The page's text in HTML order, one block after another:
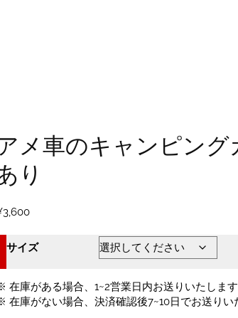
メ車のキャンピン
り
3,600
サイズ
在庫がある場合、1~2営業日内お送りいたします
在庫がない場合、決済確認後7~10日でお送りい